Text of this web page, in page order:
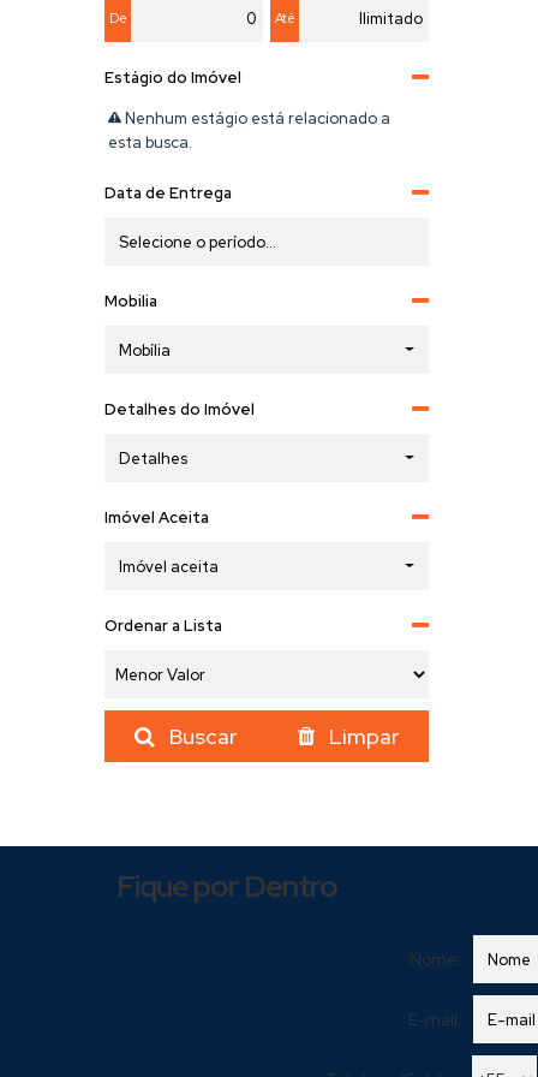
De Até
Estágio do Imóvel
Nenhum estágio está relacionado a
esta busca.
Data de Entrega
Mobilia
Mobília
Detalhes do Imóvel
Detalhes
Imóvel Aceita
Imóvel aceita
Ordenar a Lista
Buscar Limpar
Fique por Dentro
Nome:
E-mail: